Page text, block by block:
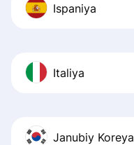
Ispaniya
Italiya
Janubiy Koreya